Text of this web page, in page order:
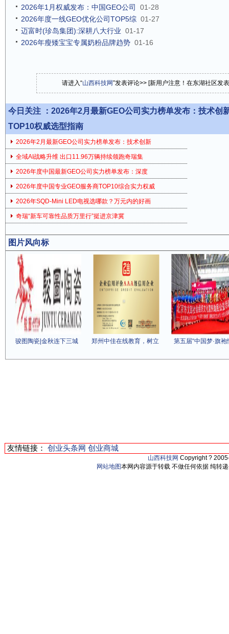
2026年1月权威发布：中国GEO公司
01-28
2026年度一线GEO优化公司TOP5综 01-27
迈富时(珍岛集团):深耕八大行业 01-17
2026年瘦矮宝宝专属奶粉品牌趋势 01-16
请进入“山西科技网”发表评论>> [新用户注意！在东湖社区发
今日关注 ： 2026年2月最新GEO公司实力榜单发布：技术创
TOP10权威选型指南
2026年2月最新GEO公司实力榜单发布：技术创新
全域AI战略升维 出口11.96万辆持续领跑奇瑞集
2026年度中国最新GEO公司实力榜单发布：深度
2026年度中国专业GEO服务商TOP10综合实力权威
2026年SQD-Mini LED电视选哪款？万元内的好画
奇瑞“新车可靠性品质万里行”挺进京津冀
图片风向标
骏图陶瓷|金秋连下三城 郑州中佳在线教育，树立 第五届“中国梦·旗袍
友情链接： 创业头条网 创业商城
山西科技网 Copyright ?
网站地图本网内容源于转载 不做任何依据 纯转